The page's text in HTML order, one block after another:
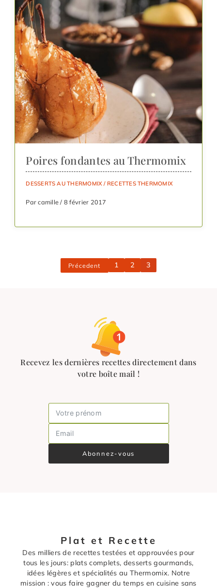
Poires fondantes au Thermomix
DESSERTS AU THERMOMIX / RECETTES THERMOMIX
Par camille / 8 février 2017
Précedent 1 2 3
Recevez les dernières recettes directement dans
votre boîte mail !
Abonnez-vous
Plat et Recette
Des milliers de recettes testées et approuvées pour
tous les jours: plats complets, desserts gourmands,
idées légères et spécialités au Thermomix. Notre
mission : vous faire gagner du temps en cuisine sans